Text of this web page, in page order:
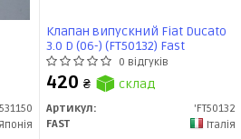
Японія
Клапан випускний Fiat Ducato
3.0 D (06-) (FT50132) Fast
0 відгуків
420 ₴ склад
Артикул:
'FT50132
FAST
Італія